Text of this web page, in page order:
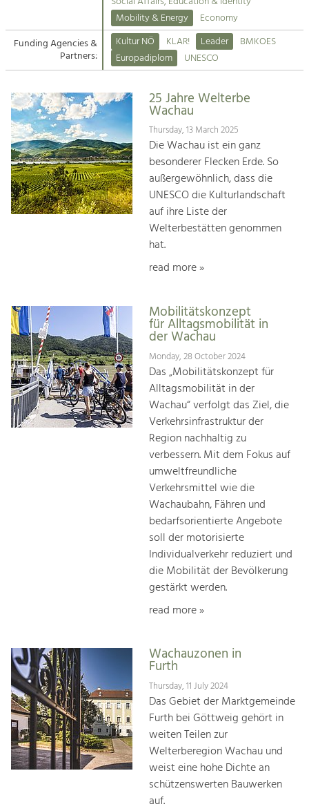
Suche
Impressum
Kontakt
Tourism
Offer Development and Positioning
Art & Culture
Crafts, Science and Research.
Social Affairs, Education
& Identity
Equality, Youth and Integration.
Climate Change, Public Transport and
Increase in Regional Value Added.
Mobility & Energy
Economy
Funding Agencies &
Partners:
Kultur NÖ KLAR! Leader
BMKOES
Europadiplom
UNESCO
25 Jahre Welterbe
Wachau
Thursday, 13 March 2025
Die Wachau ist ein ganz
besonderer Flecken Erde. So
außergewöhnlich, dass die
UNESCO die Kulturlandschaft
auf ihre Liste der
Welterbestätten genommen
hat.
read more »
Mobilitätskonzept
für Alltagsmobilität in
der Wachau
Monday, 28 October 2024
Das „Mobilitätskonzept für
Alltagsmobilität in der
Wachau“ verfolgt das Ziel, die
Verkehrsinfrastruktur der
Region nachhaltig zu
verbessern. Mit dem Fokus auf
umweltfreundliche
Verkehrsmittel wie die
Wachaubahn, Fähren und
bedarfsorientierte Angebote
soll der motorisierte
Individualverkehr reduziert und
die Mobilität der Bevölkerung
gestärkt werden.
read more »
Wachauzonen in
Furth
Thursday, 11 July 2024
Das Gebiet der Marktgemeinde
Furth bei Göttweig gehört in
weiten Teilen zur
Welterberegion Wachau und
weist eine hohe Dichte an
schützenswerten Bauwerken
auf.